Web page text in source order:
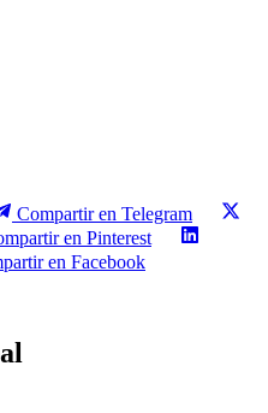
Compartir en Telegram
en Pinterest
en Facebook